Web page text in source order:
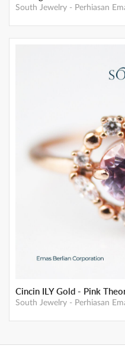
South Jewelry - Perhiasan
Cincin ILY Gold - Pink
South Jewelry - Perhiasan